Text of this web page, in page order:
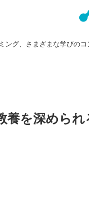
ング、さまざまな学びの
養を深めら